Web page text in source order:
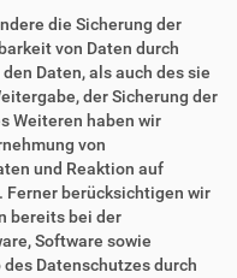
die Sicherung der
von Daten durch
Daten, als auch des sie
der Sicherung der
Weiteren haben wir
von
und Reaktion auf
Ferner berücksichtigen wir
bereits bei der
Software sowie
Datenschutzes durch